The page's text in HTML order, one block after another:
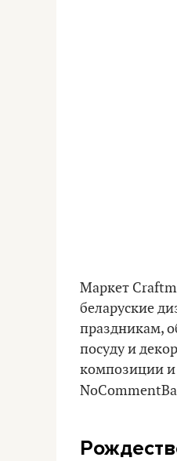
Маркет
беларуские
праздникам,
посуду и
композиции и